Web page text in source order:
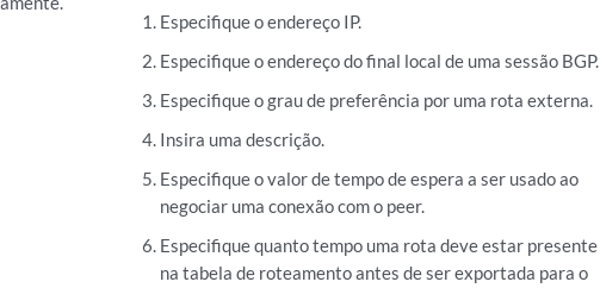
Especifique o endereço IP.
Especifique o endereço do final local de uma sessão BGP.
Especifique o grau de preferência por uma rota externa.
Insira uma descrição.
Especifique o valor de tempo de espera a ser usado ao
negociar uma conexão com o peer.
Especifique quanto tempo uma rota deve estar presente
na tabela de roteamento antes de ser exportada para o